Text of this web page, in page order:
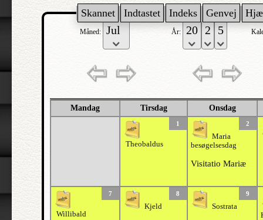
Skannet Indtastet Indeks Genvej
Måned: År:
Mandag Tirsdag Onsdag
1
Theobaldus
2
Maria
besøgelsesdag
Visitatio Mariæ
7
Willibald
8
Kjeld
9
Sostrata